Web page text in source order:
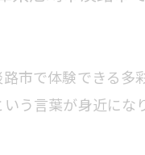
市で体験できる多
う言葉が身近にな